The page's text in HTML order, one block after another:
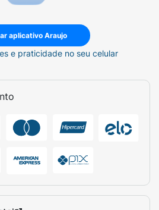
Professional.
aplicativo Araujo
e praticidade no seu celular